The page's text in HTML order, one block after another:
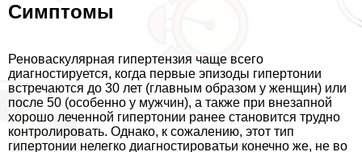
Симптомы
Реноваскулярная гипертензия чаще всего
диагностируется, когда первые эпизоды гипертонии
встречаются до 30 лет (главным образом у женщин) или
после 50 (особенно у мужчин), а также при внезапной
хорошо леченной гипертонии ранее становится трудно
контролировать. Однако, к сожалению, этот тип
гипертонии нелегко диагностироватьи конечно же, не во